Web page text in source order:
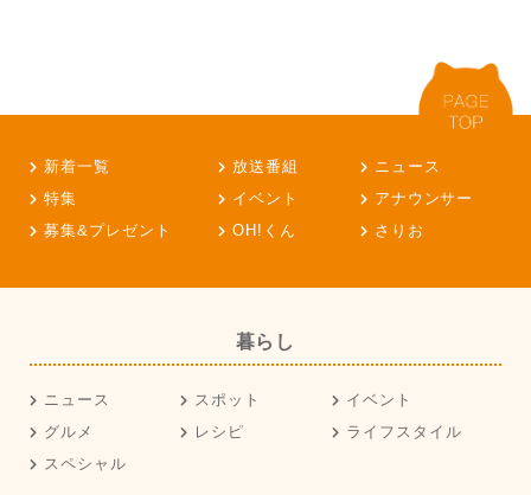
新着一覧 放送番組
ニュース
特集
イベント
アナウンサー
募集&プレゼント
OH!くん さりお
暮らし
ニュース スポット
イベント
グルメ
レシピ
ライフスタイル
スペシャル